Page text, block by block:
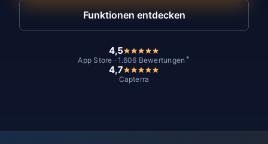
Funktionen entdecken
4,5
App Store · 1.606 Bewertungen *
4,7
Capterra